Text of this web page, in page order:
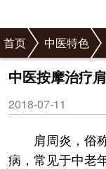
首页 中医特色
中医按摩治疗
2018-07-11
肩周炎，俗
病，常见于中老